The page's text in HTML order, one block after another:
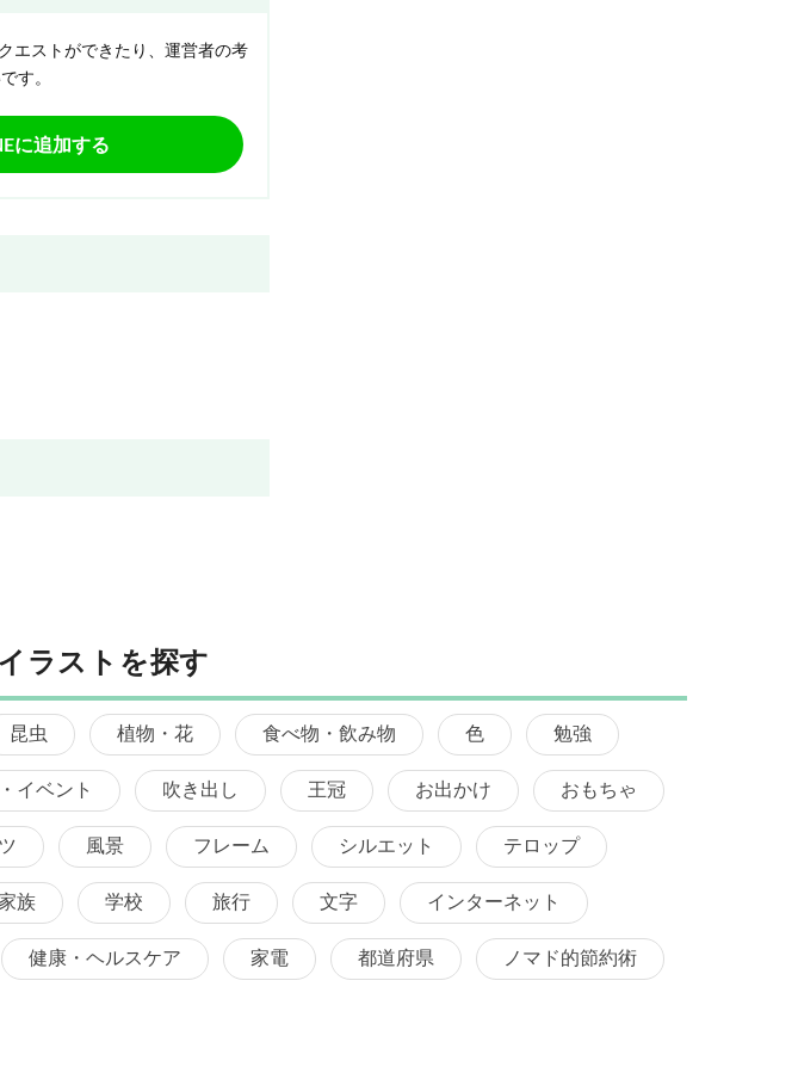
エストができたり、運営者の考
す。
に追加する
ラストを探す
昆虫 植物・花 食べ物・飲み物 色 勉強
イベント 吹き出し 王冠 お出かけ おもちゃ
風景 フレーム シルエット テロップ
族 学校 旅行 文字 インターネット
健康・ヘルスケア 家電 都道府県 ノマド的節約術